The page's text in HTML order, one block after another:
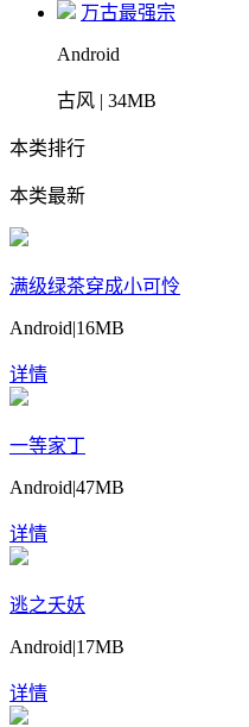
万古最强宗
Android
古风 | 34MB
本类排行
本类最新
满级绿茶穿成小可怜
Android|16MB
详情
一等家丁
Android|47MB
详情
逃之夭妖
Android|17MB
详情